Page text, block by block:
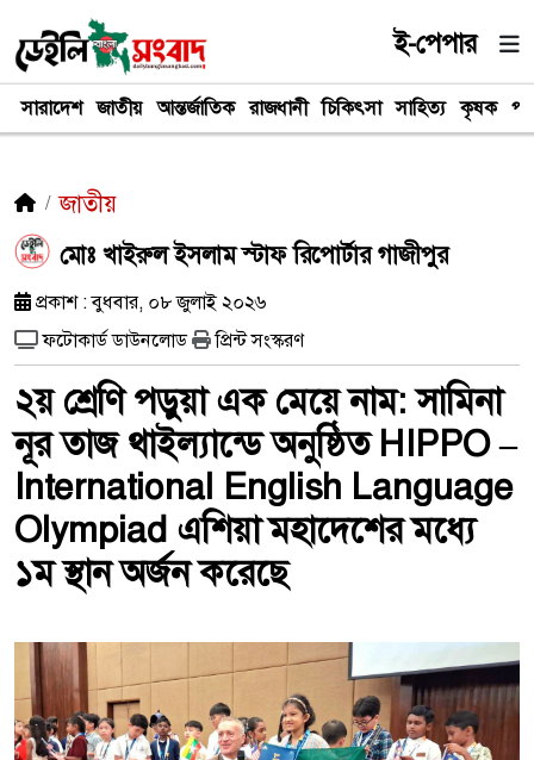
ই-পেপার
সারাদেশ জাতীয় আন্তর্জাতিক রাজধানী চিকিৎসা সাহিত্য কৃষক
জাতীয়
মোঃ খাইরুল ইসলাম স্টাফ রিপোর্টার গাজীপুর
প্রকাশ : বুধবার, ০৮ জুলাই ২০২৬
ফটোকার্ড ডাউনলোড
প্রিন্ট সংস্করণ
২য় শ্রেণি পড়ুয়া এক মেয়ে নাম: সামিনা
নূর তাজ থাইল্যান্ডে অনুষ্ঠিত HIPPO –
International English Language
Olympiad এশিয়া মহাদেশের মধ্যে
১ম স্থান অর্জন করেছে